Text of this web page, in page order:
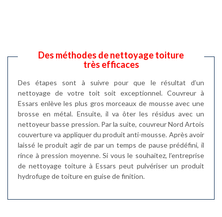
Des méthodes de nettoyage toiture
très efficaces
Des étapes sont à suivre pour que le résultat d’un
nettoyage de votre toit soit exceptionnel. Couvreur à
Essars enlève les plus gros morceaux de mousse avec une
brosse en métal. Ensuite, il va ôter les résidus avec un
nettoyeur basse pression. Par la suite, couvreur Nord Artois
couverture va appliquer du produit anti-mousse. Après avoir
laissé le produit agir de par un temps de pause prédéfini, il
rince à pression moyenne. Si vous le souhaitez, l’entreprise
de nettoyage toiture à Essars peut pulvériser un produit
hydrofuge de toiture en guise de finition.